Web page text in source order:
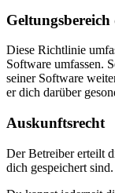
Diese Richtlinie
Software umfassen.
seiner Software
er dich darüber
Auskunftsrecht
Der Betreiber erteilt
dich gespeichert sind.